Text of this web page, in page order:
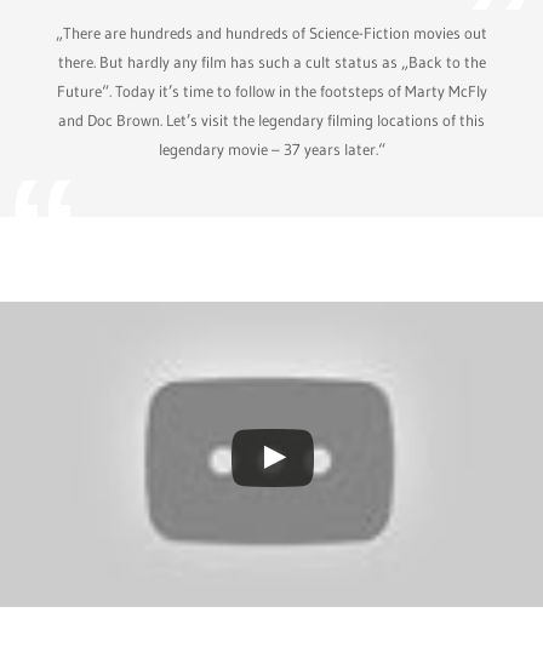
„There are hundreds and hundreds of Science-Fiction movies out
there. But hardly any film has such a cult status as „Back to the
Future“. Today it’s time to follow in the footsteps of Marty McFly
and Doc Brown. Let’s visit the legendary filming locations of this
legendary movie – 37 years later.“